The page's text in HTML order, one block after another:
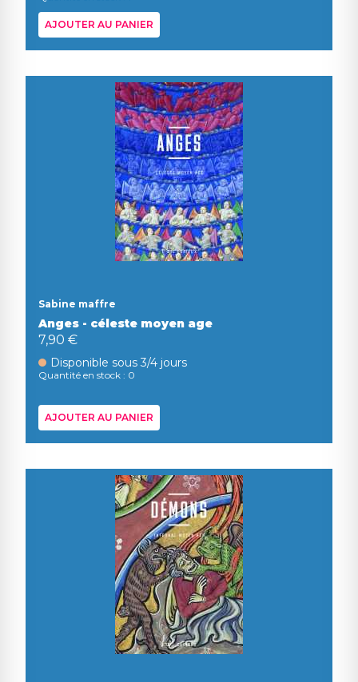
AJOUTER AU PANIER
Sabine maffre
Anges - céleste moyen age
7,90 €
Disponible sous 3/4 jours
Quantité en stock : 0
AJOUTER AU PANIER